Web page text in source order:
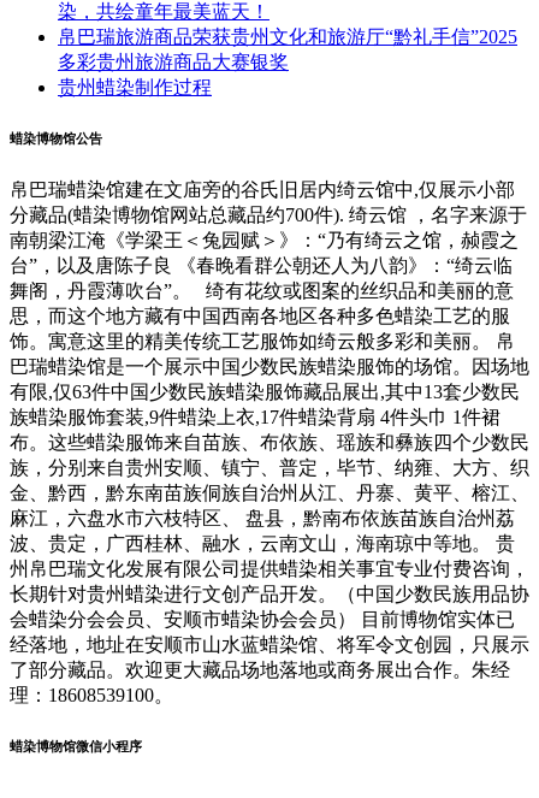
染，共绘童年最美蓝天！
帛巴瑞旅游商品荣获贵州文化和旅游厅“黔礼手信”2025
多彩贵州旅游商品大赛银奖
贵州蜡染制作过程
蜡染博物馆公告
帛巴瑞蜡染馆建在文庙旁的谷氏旧居内绮云馆中,仅展示小部
分藏品(蜡染博物馆网站总藏品约700件). 绮云馆 ，名字来源于
南朝梁江淹《学梁王＜兔园赋＞》：“乃有绮云之馆，赪霞之
台”，以及唐陈子良 《春晚看群公朝还人为八韵》：“绮云临
舞阁，丹霞薄吹台”。 绮有花纹或图案的丝织品和美丽的意
思，而这个地方藏有中国西南各地区各种多色蜡染工艺的服
饰。寓意这里的精美传统工艺服饰如绮云般多彩和美丽。 帛
巴瑞蜡染馆是一个展示中国少数民族蜡染服饰的场馆。因场地
有限,仅63件中国少数民族蜡染服饰藏品展出,其中13套少数民
族蜡染服饰套装,9件蜡染上衣,17件蜡染背扇 4件头巾 1件裙
布。这些蜡染服饰来自苗族、布依族、瑶族和彝族四个少数民
族，分别来自贵州安顺、镇宁、普定，毕节、纳雍、大方、织
金、黔西，黔东南苗族侗族自治州从江、丹寨、黄平、榕江、
麻江，六盘水市六枝特区、 盘县，黔南布依族苗族自治州荔
波、贵定，广西桂林、融水，云南文山，海南琼中等地。 贵
州帛巴瑞文化发展有限公司提供蜡染相关事宜专业付费咨询，
长期针对贵州蜡染进行文创产品开发。（中国少数民族用品协
会蜡染分会会员、安顺市蜡染协会会员） 目前博物馆实体已
经落地，地址在安顺市山水蓝蜡染馆、将军令文创园，只展示
了部分藏品。欢迎更大藏品场地落地或商务展出合作。朱经
理：18608539100。
蜡染博物馆微信小程序